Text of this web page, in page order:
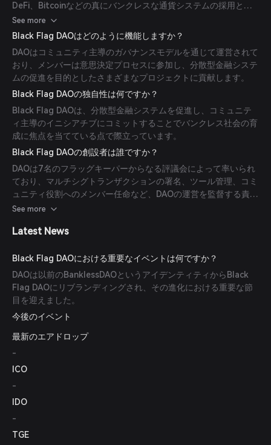
DeFi、Bitcoinなどの真にバンクレスな通貨システムの採用と認
知度を高めることです。
See more
Black Flag DAOはどのように機能しますか？
DAOはコミュニティ主導のガバナンスモデルを通じて運営されて
おり、メンバーは意思決定プロセスに参加し、分散型金融システ
ムの促進を目的としたさまざまなプロジェクトに貢献します。
Black Flag DAOの独自性は何ですか？
Black Flag DAOは、分散型金融システムを促進し、コミュニテ
ィ主導のイニシアチブにコミットすることでバンクレス社会の育
成に焦点を当てている点で際立っています。
Black Flag DAOの創設者は誰ですか？
DAOは7名のフラッグキーパーからなる評議会によって率いられ
ており、マルチシグトランザクションの署名、ツール管理、コミ
ュニティ役割へのメンバー任命など、DAOの運営を監督する責任
を負っています。
See more
Latest News
Black Flag DAOにおける重要なイベントは何ですか？
DAOは以前のBanklessDAOというアイデンティティからBlack
Flag DAOにリブランディングされ、その進化における重要な節
目を迎えました。
今後のイベント
最新のエアドロップ
-
ICO
-
IDO
-
TGE